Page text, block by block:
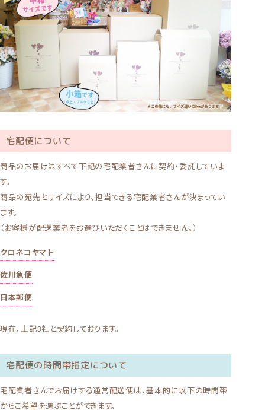
宅配便について
商品のお届けはすべて下記の宅配業者さんに契約・委託していま
す。
商品の宛先とサイズにより、担当できる宅配業者さんが決まってい
ます。
（お客様が配送業者をお選びいただくことはできません。）
クロネコヤマト
佐川急便
日本郵便
現在、上記3社と契約しております。
宅配便の時間帯指定について
宅配業者さんでお届けする通常配送便は、基本的に以下の時間帯
からご希望を選ぶことができます。